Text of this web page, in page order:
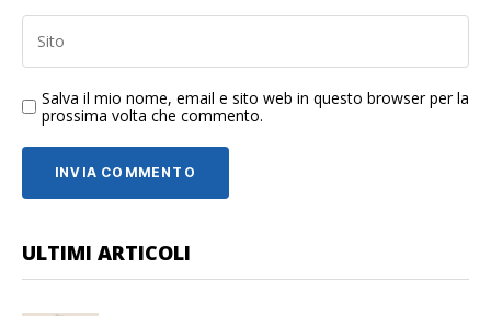
Salva il mio nome, email e sito web in questo browser per la
prossima volta che commento.
ULTIMI ARTICOLI